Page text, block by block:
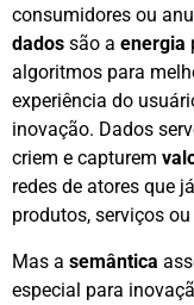
consumidores ou
dados são a energia
algoritmos para
experiência do
inovação. Dados
criem e capturem
redes de atores que
produtos, serviços
Mas a semântica
especial para